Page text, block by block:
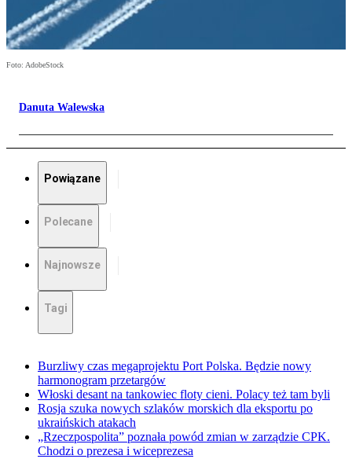
Foto: AdobeStock
Danuta Walewska
Powiązane
Polecane
Najnowsze
Tagi
Burzliwy czas megaprojektu Port Polska. Będzie nowy
harmonogram przetargów
Włoski desant na tankowiec floty cieni. Polacy też tam byli
Rosja szuka nowych szlaków morskich dla eksportu po
ukraińskich atakach
„Rzeczpospolita” poznała powód zmian w zarządzie CPK.
Chodzi o prezesa i wiceprezesa